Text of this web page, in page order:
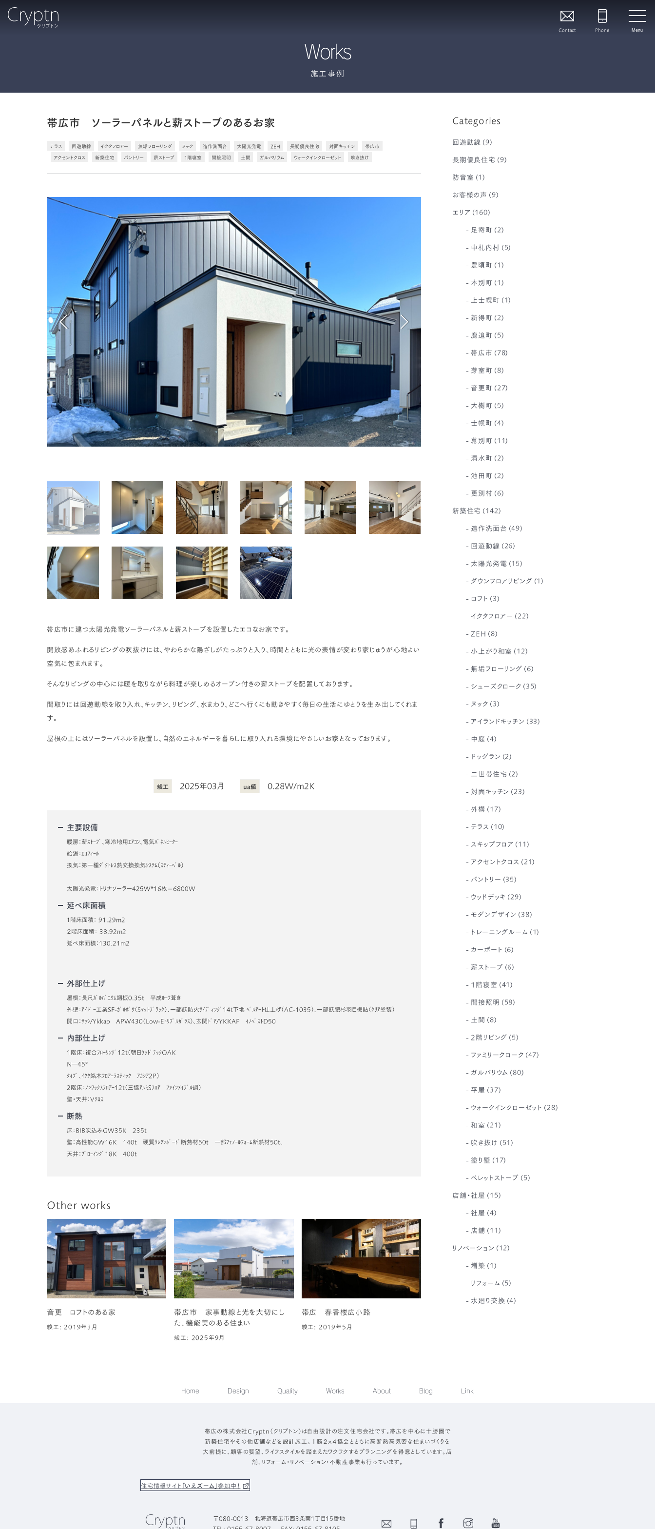
Contact Phone Menu
Works
施工事例
帯広市 ソーラーパネルと薪ストーブのあるお家
テラス 回遊動線 イクタフロアー 無垢フローリング ヌック 造作洗面台 太陽光発電 ZEH 長期優良住宅 対面キッチン
帯広市
アクセントクロス
新築住宅 パントリー 薪ストーブ 1階寝室 間接照明 土間 ガルバリウム ウォークインクローゼット 吹き抜け
帯広市に建つ太陽光発電ソーラーパネルと薪ストーブを設置したエコなお家です。
開放感あふれるリビングの吹抜けには、やわらかな陽ざしがたっぷりと入り、時間とともに光の表情が変わり家じゅうが心地よい
空気に包まれます。
そんなリビングの中心には暖を取りながら料理が楽しめるオーブン付きの薪ストーブを配置しております。
間取りには回遊動線を取り入れ、キッチン、リビング、水まわり、どこへ行くにも動きやすく毎日の生活にゆとりを生み出してくれま
す。
屋根の上にはソーラーパネルを設置し、自然のエネルギーを暮らしに取り入れる環境にやさしいお家となっております。
竣工 2025年03月 ua値 0.28W/m2K
主要設備
暖房：薪ｽﾄｰﾌﾞ、寒冷地用ｴｱｺﾝ、電気ﾊﾟﾈﾙﾋｰﾀｰ
給湯：ｴｺﾌｨｰﾙ
換気：第一種ﾀﾞｸﾄﾚｽ熱交換換気ｼｽﾃﾑ（ｽﾃｨｰﾍﾞﾙ）
太陽光発電：トリナソーラー425W*16枚＝6800W
延べ床面積
１階床面積： 91.29m2
２階床面積： 38.92m2
延べ床面積：130.21m2
外部仕上げ
屋根：長尺ｶﾞﾙﾊﾞﾆｳﾑ鋼板0.35t 平成ﾙｰﾌ葺き
外壁：ｱｲｼﾞｰ工業SF-ｶﾞﾙﾎﾞｳ（Sﾏｯﾄﾌﾞﾗｯｸ）、一部飫防火ｻｲﾃﾞｨﾝｸﾞ14t下地 ﾍﾞﾙｱｰﾄ仕上げ（AC-1035）、一部飫肥杉羽目板貼（ｸﾘｱ塗装）
開口：ｻｯｼ/Ykkap APW430（Low-Eﾄﾘﾌﾟﾙｶﾞﾗｽ）、玄関ﾄﾞｱ/YKKAP ｲﾉﾍﾞｽﾄD50
内部仕上げ
1階床：複合ﾌﾛｰﾘﾝｸﾞ12t（朝日ｳｯﾄﾞﾃｯｸOAK
N―45°2P
ﾀｲﾌﾟ、ｲｸﾀ銘木ﾌﾛｱｰﾗｽﾃｨｯｸ ｱｶｼｱ2P）
2階床：ﾉﾝﾜｯｸｽﾌﾛｱｰ12t（三協ｱﾙﾐSﾌﾛｱ ﾌｧｲﾝﾒｲﾌﾟﾙ調）
壁・天井：Vｸﾛｽ
断熱
床：BIB吹込みGW35K 235t
壁：高性能GW16K 140t 硬質ｳﾚﾀﾝﾎﾞｰﾄﾞ断熱材50t 一部ﾌｪﾉｰﾙﾌｫｰﾑ断熱材50t、
天井：ﾌﾞﾛｰｲﾝｸﾞ18K 400t
Other works
音更 ロフトのある家
竣工: 2019年3月
帯広市 家事動線と光を大切にし
た、機能美のある住まい
竣工: 2025年9月
帯広 春香楼広小路
竣工: 2019年5月
Categories
回遊動線 (9)
長期優良住宅 (9)
防音室 (1)
お客様の声 (9)
エリア (160)
足寄町 (2)
中札内村 (5)
豊頃町 (1)
本別町 (1)
上士幌町 (1)
新得町 (2)
鹿追町 (5)
帯広市 (78)
芽室町 (8)
音更町 (27)
大樹町 (5)
士幌町 (4)
幕別町 (11)
清水町 (2)
池田町 (2)
更別村 (6)
新築住宅 (142)
造作洗面台 (49)
回遊動線 (26)
太陽光発電 (15)
ダウンフロアリビング (1)
ロフト (3)
イクタフロアー (22)
ZEH (8)
小上がり和室 (12)
無垢フローリング (6)
シューズクローク (35)
ヌック (3)
アイランドキッチン (33)
中庭 (4)
ドッグラン (2)
二世帯住宅 (2)
対面キッチン (23)
外構 (17)
テラス (10)
スキップフロア (11)
アクセントクロス (21)
パントリー (35)
ウッドデッキ (29)
モダンデザイン (38)
トレーニングルーム (1)
カーポート (6)
薪ストーブ (6)
1階寝室 (41)
間接照明 (58)
土間 (8)
2階リビング (5)
ファミリークローク (47)
ガルバリウム (80)
平屋 (37)
ウォークインクローゼット (28)
和室 (21)
吹き抜け (51)
塗り壁 (17)
ペレットストーブ (5)
店舗・社屋 (15)
社屋 (4)
店舗 (11)
リノベーション (12)
増築 (1)
リフォーム (5)
水廻り交換 (4)
Home Design Quality Works About Blog Link
帯広の株式会社Cryptn（クリプトン）は自由設計の注文住宅会社です。帯広を中心に十勝圏で
新築住宅やその他店舗などを設計施工。十勝２×４協会とともに高断熱高気密な住まいづくりを
大前提に、顧客の要望、ライフスタイルを踏まえたワクワクするプランニングを得意としています。店
舗、リフォーム・リノベーション・不動産事業も行っています。
住宅情報サイト「いえズーム」参加中！
〒080-0013 北海道帯広市西3条南1丁目15番地
ContactPhone FacebookInstagramYouTube